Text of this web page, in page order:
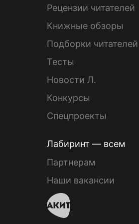
Рецензии читателей
Книжные обзоры
Подборки читателей
Тесты
Новости Л.
Конкурсы
Спецпроекты
Лабиринт — всем
Партнерам
Наши вакансии